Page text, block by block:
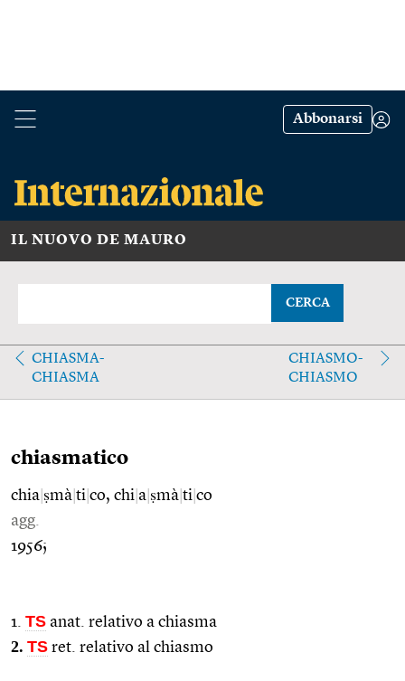
Abbonarsi
IL NUOVO DE MAURO
CERCA
CHIASMA-
CHIASMA
CHIASMO-
CHIASMO
chiasmatico
chia ṣmà ti co, chi a ṣmà ti co
agg.
1956;
1. TS anat. relativo a chiasma
2. TS ret. relativo al chiasmo